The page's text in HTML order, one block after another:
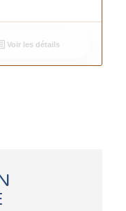
Voir les détails